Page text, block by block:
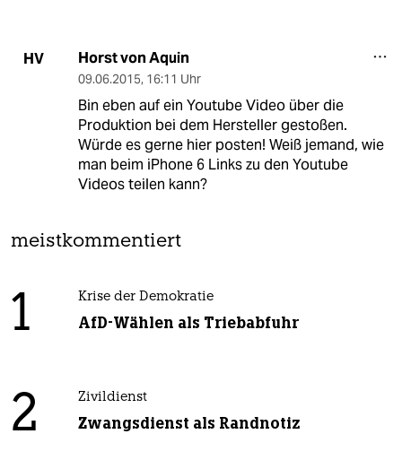
HV Horst von Aquin
09.06.2015, 16:11 Uhr
Bin eben auf ein Youtube Video über die
Produktion bei dem Hersteller gestoßen.
Würde es gerne hier posten! Weiß jemand, wie
man beim iPhone 6 Links zu den Youtube
Videos teilen kann?
meistkommentiert
1 Krise der Demokratie
AfD-Wählen als Triebabfuhr
2 Zivildienst
Zwangsdienst als Randnotiz